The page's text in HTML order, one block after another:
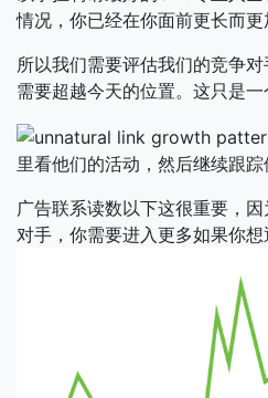
情况，你已经在你面前更长而更
所以我们需要评估我们的竞争
需要超越今天的位置。这只是一
里看他们的活动，然后继续跟踪
广告联系读数以下这很重要，
对手，你需要进入更多如果你想